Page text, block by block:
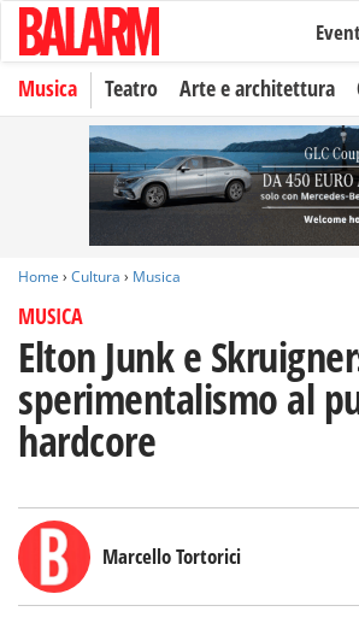
Musica Teatro Arte e architettura
Home › Cultura › Musica
MUSICA
Elton Junk e
sperimentalismo al
hardcore
Marcello Tortorici